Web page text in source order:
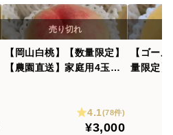
【岡山白桃】【数量限定】
【農園直送】家庭用4玉～
4.1(78件)
¥3,000
【ゴー
量限定】